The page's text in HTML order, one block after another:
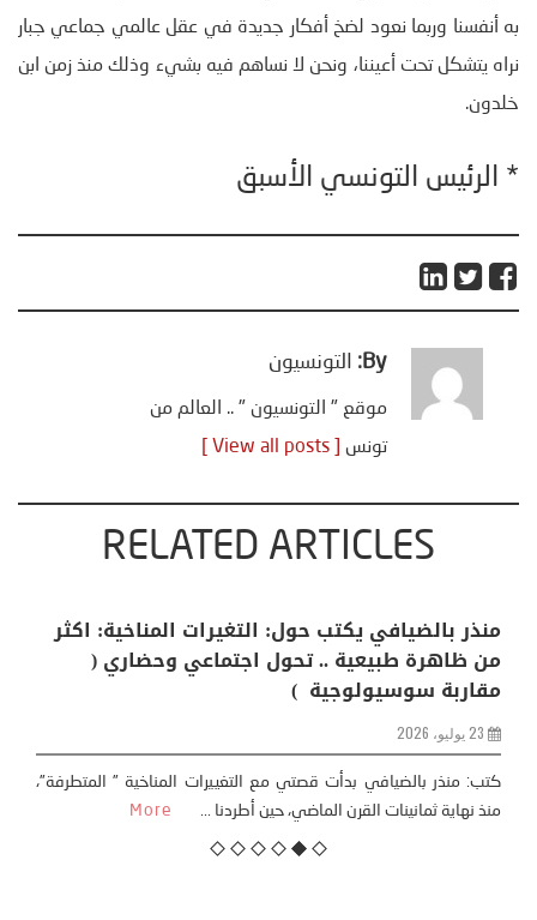
به أنفسنا وربما نعود لضخ أفكار جديدة في عقل عالمي جماعي جبار
نراه يتشكل تحت أعيننا، ونحن لا نساهم فيه بشيء وذلك منذ زمن ابن
خلدون.
* الرئيس التونسي الأسبق
By: التونسيون
موقع " التونسيون " .. العالم من
تونس
RELATED ARTICLES
منذر بالضيافي يكتب حول: التغيرات المناخية: اكثر
من ظاهرة طبيعية .. تحول اجتماعي وحضاري (
مقاربة سوسيولوجية )
23 يوليو، 2026
كتب: منذر بالضيافي بدأت قصتي مع التغييرات المناخية ” المتطرفة”،
منذ نهاية ثمانينات القرن الماضي، حين أطردنا ...
More